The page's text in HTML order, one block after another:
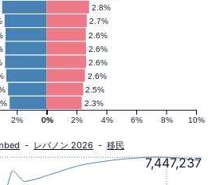
2.3%
2.5%
2.6%
2.6%
2.6%
2.6%
2.7%
2.8%
0% 2% 4% 6% 8% 10%
2% 0%
- レバノン 2026 - 移民
7,447,237